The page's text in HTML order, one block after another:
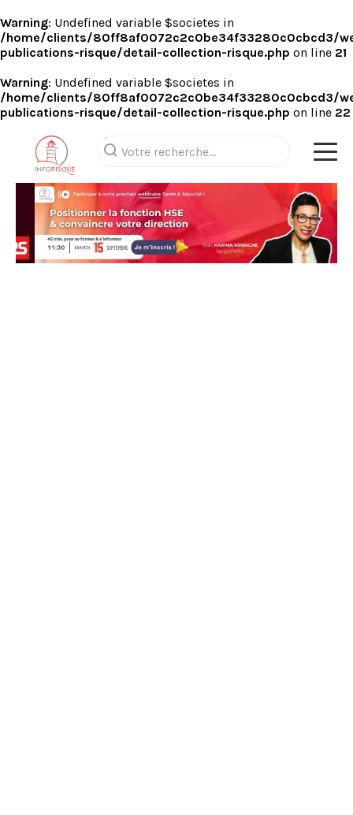
Warning: Undefined variable $societes in
/home/clients/80ff8af0072c2c0be34f33280c0cbcd3/
publications-risque/detail-collection-risque.php on line 21
Warning: Undefined variable $societes in
/home/clients/80ff8af0072c2c0be34f33280c0cbcd3/
publications-risque/detail-collection-risque.php on line 22